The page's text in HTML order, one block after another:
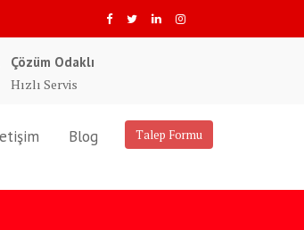
Çözüm Odaklı
Hızlı Servis
Talep Formu
Blog